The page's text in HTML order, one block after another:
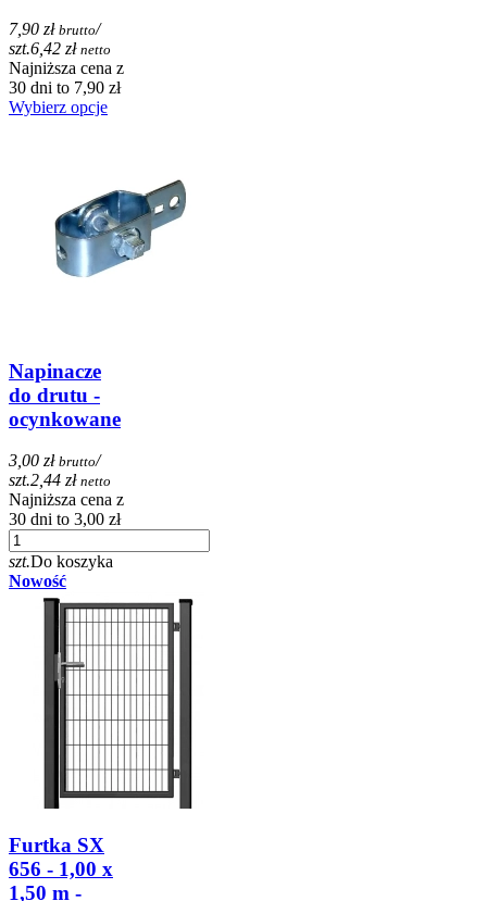
7,90 zł brutto/
szt.6,42 zł netto
Najniższa cena z
30 dni to 7,90 zł
Wybierz opcje
Napinacze
do drutu -
ocynkowane
3,00 zł brutto/
szt.2,44 zł netto
Najniższa cena z
30 dni to 3,00 zł
szt.Do koszyka
Nowość
Furtka SX
656 - 1,00 x
1,50 m -